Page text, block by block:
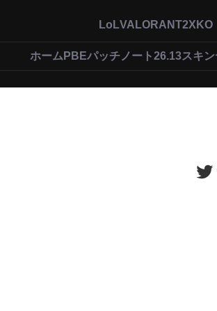
LoLVALORANT2XKO
ホーム PBEパッチノート26.13スキ